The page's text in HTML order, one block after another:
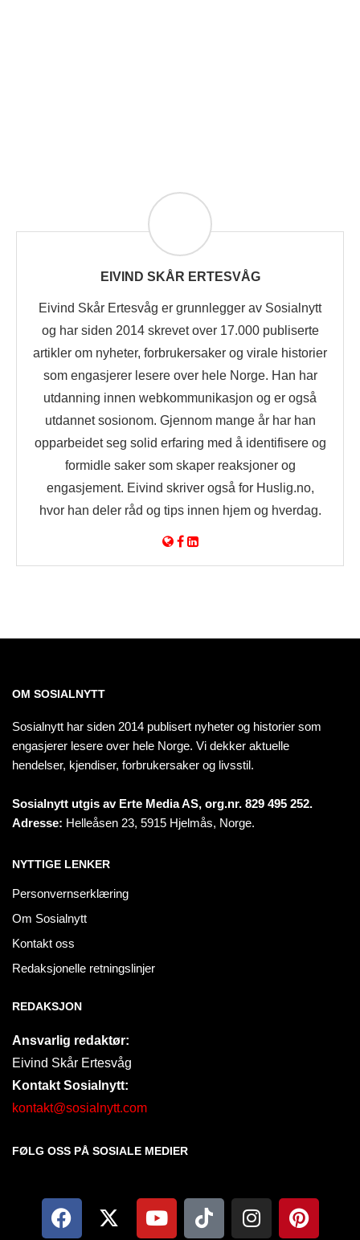
EIVIND SKÅR ERTESVÅG
Eivind Skår Ertesvåg er grunnlegger av Sosialnytt
og har siden 2014 skrevet over 17.000 publiserte
artikler om nyheter, forbrukersaker og virale historier
som engasjerer lesere over hele Norge. Han har
utdanning innen webkommunikasjon og er også
utdannet sosionom. Gjennom mange år har han
opparbeidet seg solid erfaring med å identifisere og
formidle saker som skaper reaksjoner og
engasjement. Eivind skriver også for Huslig.no,
hvor han deler råd og tips innen hjem og hverdag.
OM SOSIALNYTT
Sosialnytt har siden 2014 publisert nyheter og historier som
engasjerer lesere over hele Norge. Vi dekker aktuelle
hendelser, kjendiser, forbrukersaker og livsstil.
Sosialnytt utgis av Erte Media AS, org.nr. 829 495 252.
Adresse: Helleåsen 23, 5915 Hjelmås, Norge.
NYTTIGE LENKER
Personvernserklæring
Om Sosialnytt
Kontakt oss
Redaksjonelle retningslinjer
REDAKSJON
Ansvarlig redaktør:
Eivind Skår Ertesvåg
Kontakt Sosialnytt:
kontakt@sosialnytt.com
FØLG OSS PÅ SOSIALE MEDIER​